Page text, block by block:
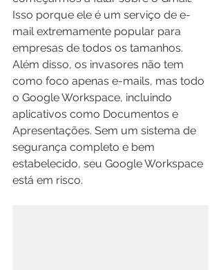
Isso porque ele é um serviço de e-
mail extremamente popular para
empresas de todos os tamanhos.
Além disso, os invasores não tem
como foco apenas e-mails, mas todo
o Google Workspace, incluindo
aplicativos como Documentos e
Apresentações. Sem um sistema de
segurança completo e bem
estabelecido, seu Google Workspace
está em risco.